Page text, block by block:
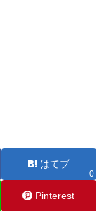
はてブ
0
Pinterest